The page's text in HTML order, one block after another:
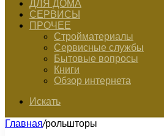
ДЛЯ ДОМА
СЕРВИСЫ
ПРОЧЕЕ
Стройматериалы
Сервисные службы
Бытовые вопросы
Книги
Обзор интернета
Искать
Главная/рольшторы